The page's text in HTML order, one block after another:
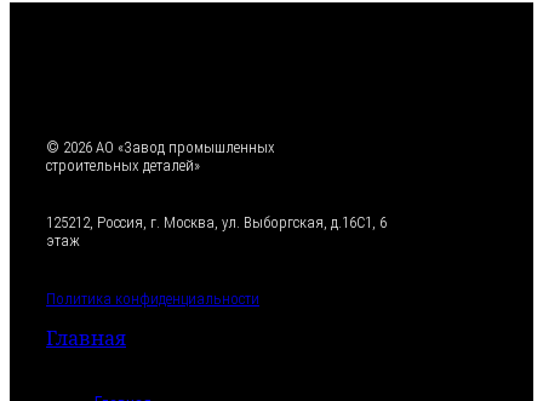
© 2026 АО «Завод промышленных
строительных деталей»
125212, Россия, г. Москва, ул. Выборгская, д.16С1, 6
этаж
Политика конфиденциальности
Главная